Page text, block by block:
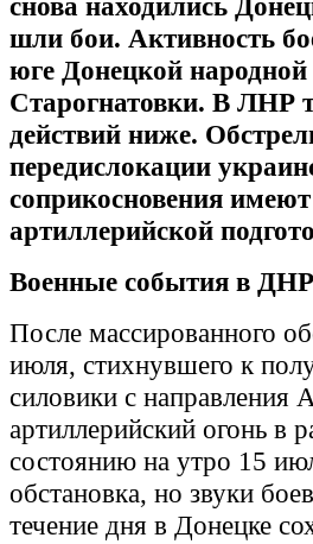
снова находились
шли бои. Активность
юге Донецкой
Старогнатовки. В ЛНР
действий ниже.
передислокации
соприкосновения
артиллерийской
Военные события в ДНР
После массированного
июля, стихнувшего к
силовики с направления
артиллерийский огонь в
состоянию на утро 15
обстановка, но звуки
течение дня в Донецке